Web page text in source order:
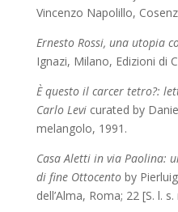
Vincenzo Napolillo,
Ernesto Rossi, una utopia
Ignazi, Milano, Edizioni di
È questo il carcer tetro?:
Carlo Levi curated by
melangolo, 1991.
Casa Aletti in via Paolina:
di fine Ottocento by
dell’Alma, Roma; 22 [S. l.